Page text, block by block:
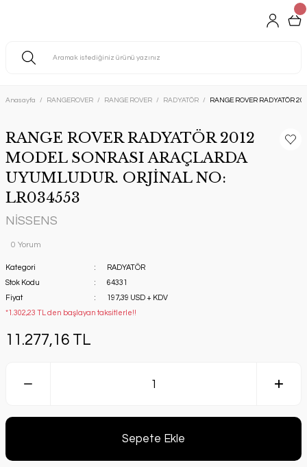
Anasayfa RANGEROVER RANGE ROVER RADYATÖR RANGE ROVER RADYATÖR
RANGE ROVER RADYATÖR 2012
MODEL SONRASI ARAÇLARDA
UYUMLUDUR. ORJİNAL NO:
LR034553
NİSSENS
0 Yorum
Kategori
RADYATÖR
Stok Kodu
64331
Fiyat
197,39 USD + KDV
*1.302,23 TL den başlayan taksitlerle!!
11.277,16 TL
Sepete Ekle